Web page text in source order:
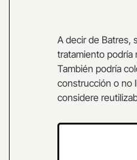
A decir de Batres,
tratamiento podría
También podría
construcción o no
considere